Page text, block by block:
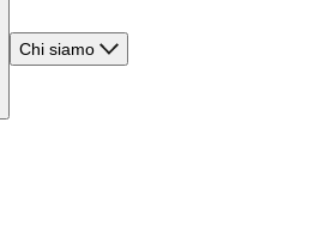
Chi siamo